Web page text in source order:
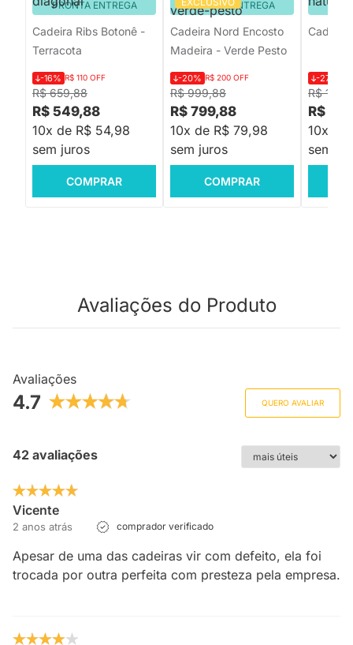
PRONTA ENTREGA
Cadeira Ribs Botonê -
Terracota
R$ 659,88
-16% R$ 110 OFF
R$ 549,88
10x de R$ 54,98
sem juros
COMPRAR
PRONTA ENTREGA
Cadeira Nord Encosto
Madeira - Verde Pesto
R$ 999,88
-20% R$ 200 OFF
R$ 799,88
10x de R$ 79,98
sem juros
COMPRAR
Cadeira
R$
-27%
R$
10x de
sem
Avaliações do Produto
Avaliações
4.7 QUERO AVALIAR
42 avaliações
Vicente
2 anos atrás comprador verificado
Apesar de uma das cadeiras vir com defeito, ela foi
trocada por outra perfeita com presteza pela empresa.